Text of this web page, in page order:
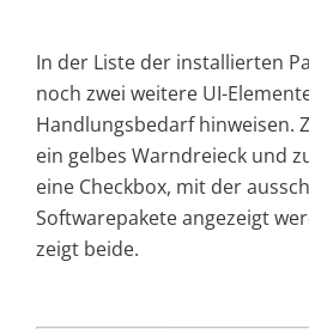
In der Liste der installierten
noch zwei weitere UI-
Handlungsbedarf hinweisen.
ein gelbes Warndreieck und
eine Checkbox, mit der
Softwarepakete angezeigt
zeigt beide.